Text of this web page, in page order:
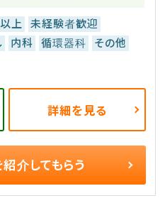
上
未経験者歓迎
内科 循環器科
その他
詳細を見る
紹介してもらう